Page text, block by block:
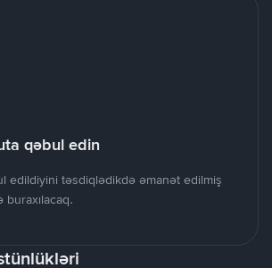
qəbul edin
edildiyini təsdiqlədikdə əmanət edilmiş